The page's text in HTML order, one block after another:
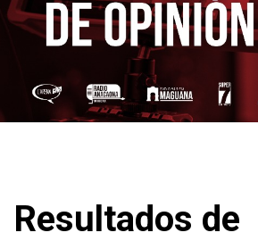
Resultados de